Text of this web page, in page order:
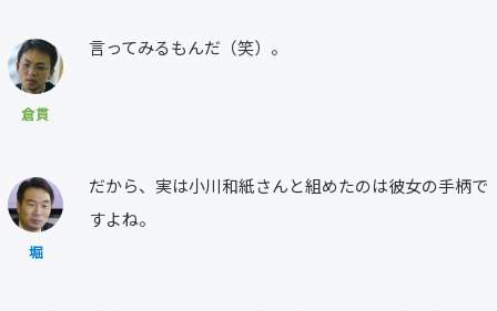
倉貫
言ってみるもんだ（笑）。
堀
だから、実は小川和紙さんと組めたのは彼女の手柄で
すよね。